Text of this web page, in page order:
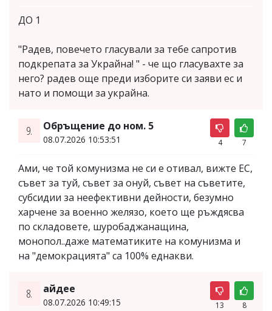
ДО 1
"Радев, повечето гласували за тебе сапротив
подкрепата за Украйна! " - че що гласувахте за
него? радев още преди изборите си заяви ес и
нато и помощи за украйна.
9. Обръщение до ном. 5
08.07.2026 10:53:51 4 7
Ами, че той комунизма не си е отивал, вижте ЕС,
съвет за туй, съвет за онуй, съвет на съветите,
субсидии за неефективни дейности, безумно
харчене за военно желязо, което ще ръждясва
по складовете, шуробаджанащина,
монопол..даже математиките на комунизма и
на "демокрацията" са 100% еднакви.
8. айдее
08.07.2026 10:49:15 13 8